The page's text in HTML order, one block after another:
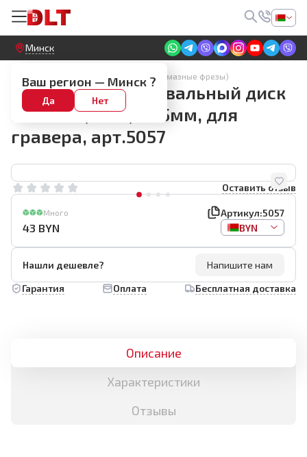
Круглосуточный! Прием заявок на сайте
Минск
Ваш регион — Минск ?
Да Нет
Чашки алмазные шлифовальные (алмазные фрезы)
Алмазный шлифовальный диск
DLT №39, #80, Ø45мм, для
гравера, арт.5057
Оставить отзыв
Много Артикул:5057
43 BYN BYN
Нашли дешевле?
Напишите нам
Гарантия
Оплата Бесплатная доставка
Описание
Характеристики
Отзывы